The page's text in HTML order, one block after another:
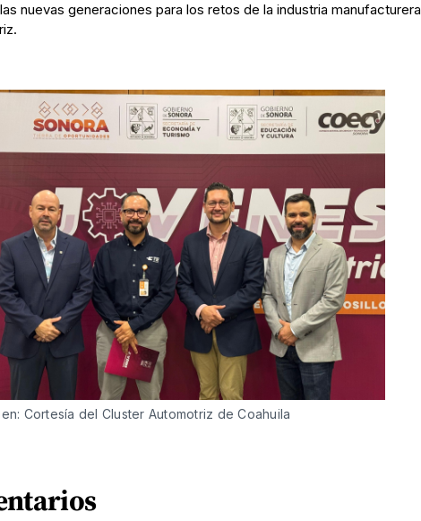
nuevas generaciones para los retos de la industria manufacturera
Cortesía del Cluster Automotriz de Coahuila